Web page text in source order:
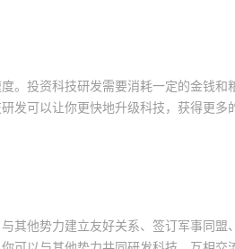
。投资科技研发需要消耗一定的金钱和
发可以让你更快地升级科技，获得更多
其他势力建立友好关系、签订军事同盟